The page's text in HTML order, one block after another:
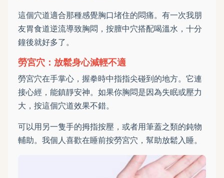
這個穴道適合那種感覺胸口堵住的悶痛。有一次我朋
友胃食道逆流導致胸悶，按膻中穴搭配喝溫水，十分
鐘後就好多了。
勞宮穴：放鬆身心減輕不適
勞宮穴在手掌心，握拳時中指指尖碰到的地方。它連
接心經，能鎮靜安神。如果你胸悶是因為失眠或壓力
大，按這個穴道效果不錯。
可以用另一隻手的拇指按壓，或者用筆蓋之類的鈍物
輔助。我個人喜歡在睡前按勞宮穴，幫助放鬆入睡。